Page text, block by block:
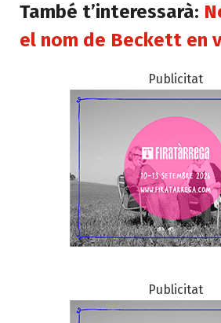
També t’interessarà:
el nom de Beckett en
Publicitat
Publicitat